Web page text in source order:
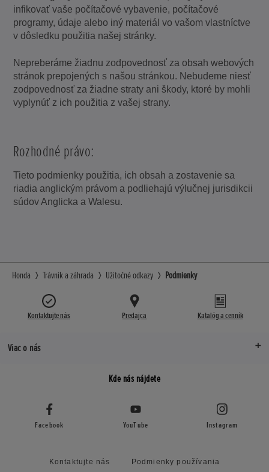
infikovať vaše počítačové vybavenie, počítačové
programy, údaje alebo iný materiál vo vašom vlastníctve
v dôsledku použitia našej stránky.
Nepreberáme žiadnu zodpovednosť za obsah webových
stránok prepojených s našou stránkou. Nebudeme niesť
zodpovednosť za žiadne straty ani škody, ktoré by mohli
vyplynúť z ich použitia z vašej strany.
Rozhodné právo:
Tieto podmienky použitia, ich obsah a zostavenie sa
riadia anglickým právom a podliehajú výlučnej jurisdikcii
súdov Anglicka a Walesu.
Honda Trávnik a záhrada Užitočné odkazy Podmienky
Kontaktujte nás Predajca Katalóg a cenník
Viac o nás
Kde nás nájdete
Facebook YouTube Instagram
Kontaktujte nás
Podmienky používania